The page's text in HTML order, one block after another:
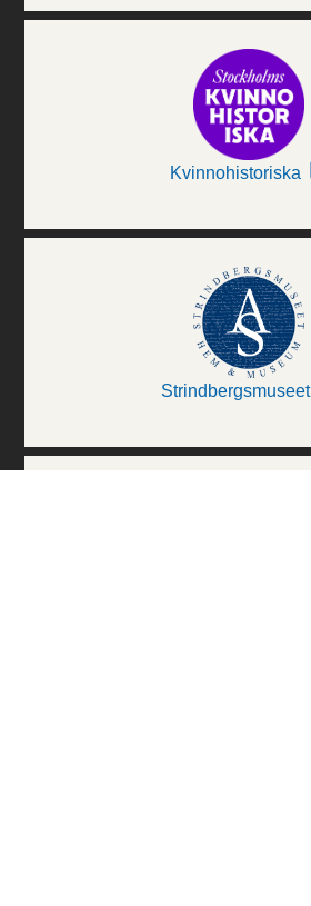
Kvinnohistoriska
Strindbergsmuseet